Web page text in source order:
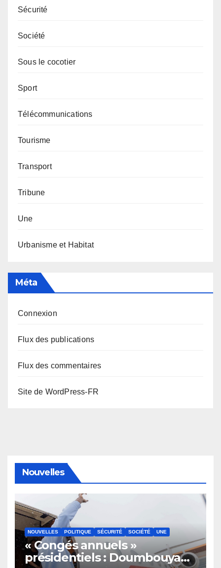
Sécurité
Société
Sous le cocotier
Sport
Télécommunications
Tourisme
Transport
Tribune
Une
Urbanisme et Habitat
Méta
Connexion
Flux des publications
Flux des commentaires
Site de WordPress-FR
Nouvelles
NOUVELLES POLITIQUE SÉCURITÉ SOCIÉTÉ UNE
« Congés annuels »
présidentiels : Doumbouya